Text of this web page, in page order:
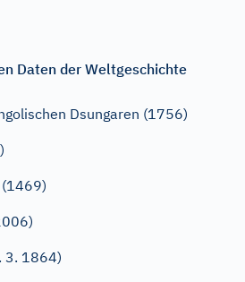
Daten der Weltgeschichte
Dsungaren (1756)
3. 1864)